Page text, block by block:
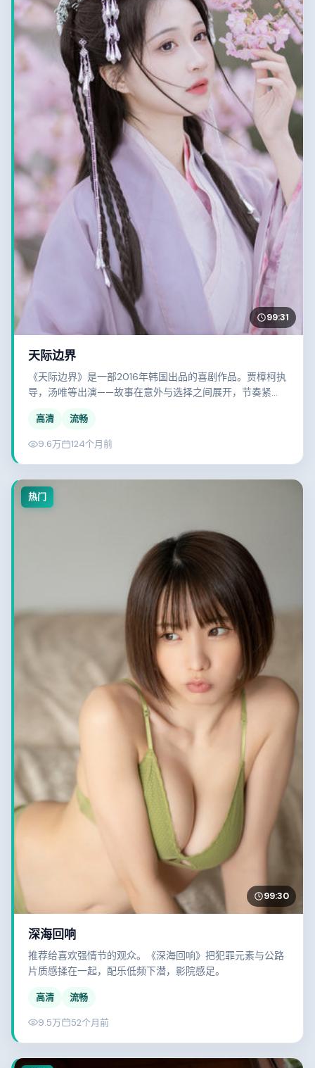
99:31
天际边界
《天际边界》是一部2016年韩国出品的喜剧作品。贾樟柯执
导，汤唯等出演——故事在意外与选择之间展开，节奏紧
高清 流畅
9.6万 124个月前
热门
99:30
深海回响
推荐给喜欢强情节的观众。《深海回响》把犯罪元素与公路
片质感揉在一起，配乐低频下潜，影院感足。
高清 流畅
9.5万 52个月前